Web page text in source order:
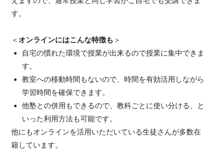
す。
＜オンラインにはこんな特徴も ＞
自宅の慣れた環境で授業が出来るので授業に集中できま
す。
教室への移動時間もないので、時間を有効活用しながら
学習時間を確保できます。
他塾との併用もできるので、教科ごとに使い分ける、と
いった利用方法も可能です。
他にもオンラインを活用いただいている生徒さんが多数在
籍しています。